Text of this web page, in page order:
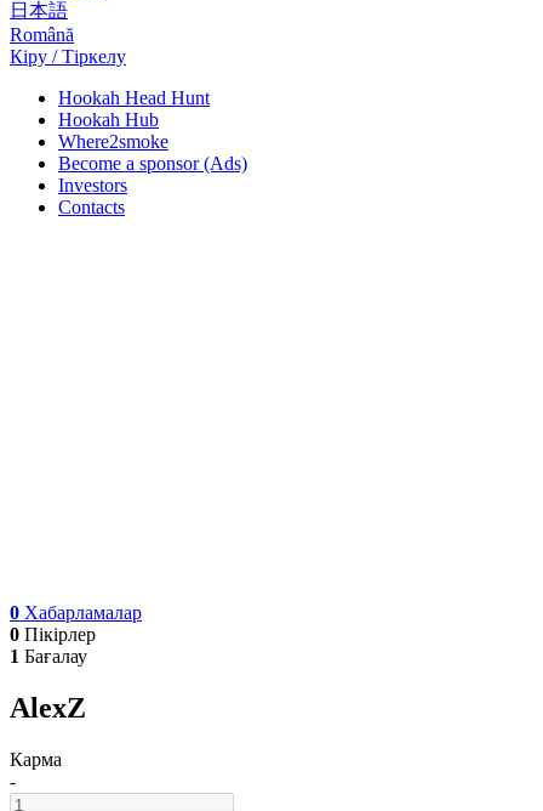
日本語
Română
Кіру / Тіркелу
Hookah Head Hunt
Hookah Hub
Where2smoke
Become a sponsor (Ads)
Investors
Contacts
0 Хабарламалар
0 Пікірлер
1 Бағалау
AlexZ
Карма
-